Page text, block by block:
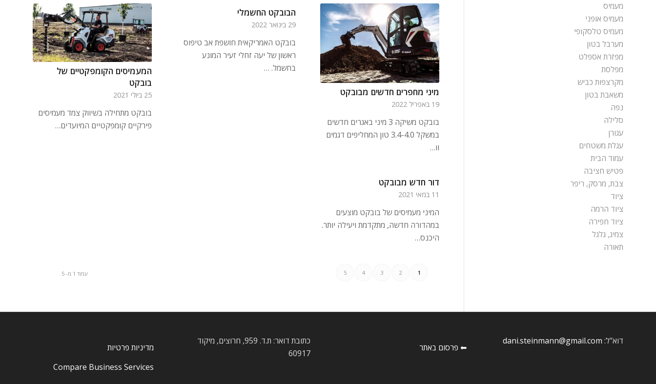
מיני מחפרים חדשים מבובקט
19 באפריל 2022
בובקט משיקה 3 מיני באגרים חדשים
במשקל 3.4-4.0 טון המחליפים דגמים
וו…
הבובקט החשמלי
29 בינואר 2022
בובקט האמריקאית חושפת אב טיפוס
ראשון של יעה זחלי זעיר המונע
בחשמל. …
המעמיסים הקומפקטיים של
בובקט
25 ביולי 2021
בובקט מתחילה בשיווק צמד מעמיסים
פירקיים קומפקטיים המיועדים…
דור חדש מבובקט
11 במאי 2021
המיני מעמיסים של בובקט מוצעים
במהדורה חדשה, מתקדמת ויעילה יותר.
היכנס…
עמוד 1 מ- 5 1
2
3
4
5
מעמיס
מעמיס אופני
מעמיס טלסקופי
מערבל בטון
מפזרת אספלט
מפלסת
מקרצפות כביש
משאבת בטון
נפה
סלילה
עגורן
עגלת משטחים
עמוד הבית
פטיש חציבה
צבת, מרסק, ריפר
ציוד
ציוד הרמה
ציוד חפירה
צמיג, גלגל
תאורה
דוא"ל: dani.steinmann@gmail.com
⬅ פרסום באתר
כתובת דואר: ת.ד. 959, חרוצים, מיקוד
60917
מדיניות פרטיות
Compare Business Services